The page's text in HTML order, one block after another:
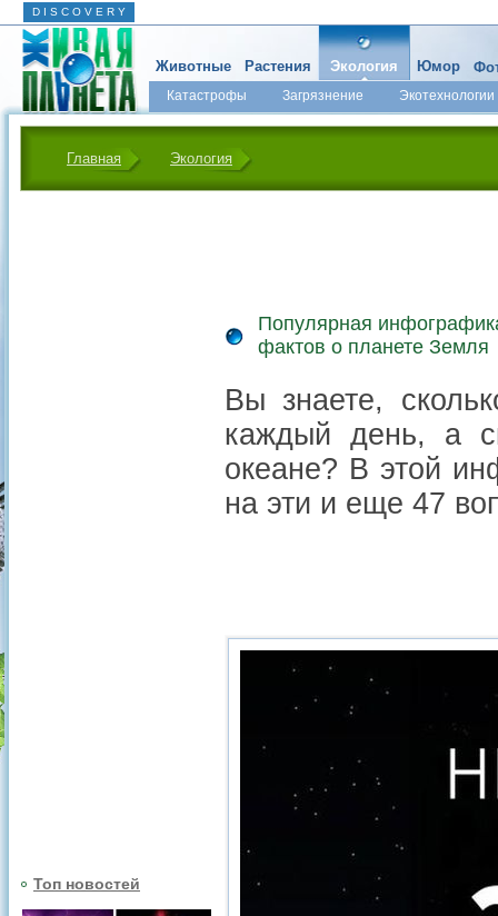
D I S C O V E R Y
Животные Растения Экология
Катастрофы Загрязнение Экотехнологии
Юмор
Главная Экология
Топ новостей
Популярная
фактов о планете Земля
Вы знаете,
каждый день, а
океане? В этой
на эти и еще 47